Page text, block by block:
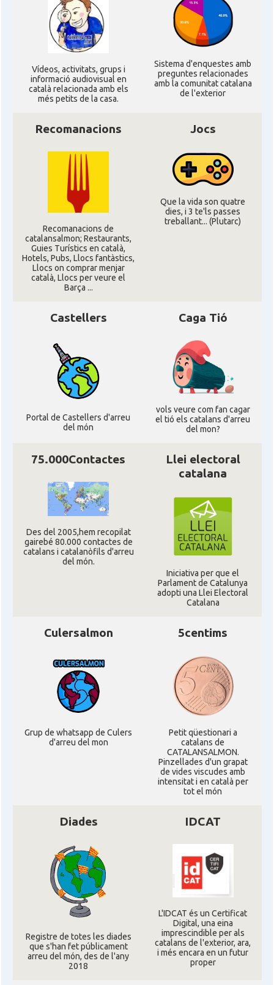
CAMON Catalans a Leeds - Uk
CAMON Catalans a LEICESTER
CAMON Catalans a Lincoln
CAMON CATALANS A LONDON - Londres
CAMON CATALANS A MANCHESTER
Catalans a MILTON KEYNES
CAMON Catalans a Newcastle upon Tyne
CAMON
CAMON Catalans a Portsmouth
CAMON
Catalans a RUGBY
Catalans a SHEFFIELD
CAMON Catalans a SOUTHAMPTON
CAMON Catalans a STIRLING
Catalans a WIGHT
Casal Centre Català d'Escòcia
Delegació del Govern al Regne Unit
i Irlanda
Consolat general a Edinburgh
Ambaixada
* + ambaixades i consolats
Ví­deos, activitats, grups i
informació audiovisual en
català relacionada amb els
més petits de la casa.
Sistema d'enquestes amb
preguntes relacionades
amb la comunitat catalana
de l'exterior
Recomanacions
Recomanacions de
catalansalmon; Restaurants,
Guies Turístics en català,
Hotels, Pubs, Llocs fantàstics,
Llocs on comprar menjar
català, Llocs per veure el
Barça ...
Jocs
Que la vida son quatre
dies, i 3 te'ls passes
treballant... (Plutarc)
Castellers
Portal de Castellers d'arreu
del món
Caga Tió
vols veure com fan cagar
el tió els catalans d'arreu
del mon?
75.000Contactes
Des del 2005,hem recopilat
gairebé 80.000 contactes de
catalans i catalanòfils d'arreu
del món.
Llei electoral
catalana
Iniciativa per que el
Parlament de Catalunya
adopti una Llei Electoral
Catalana
Culersalmon
Grup de whatsapp de Culers
d'arreu del mon
5centims
Petit qüestionari a
catalans de
CATALANSALMON.
Pinzellades d'un grapat
de vides viscudes amb
intensitat i en català per
tot el món
Diades
Registre de totes les diades
que s'han fet públicament
arreu del món, des de l'any
2018
IDCAT
L'IDCAT és un Certificat
Digital, una eina
imprescindible per als
catalans de l'exterior, ara,
i més encara en un futur
proper